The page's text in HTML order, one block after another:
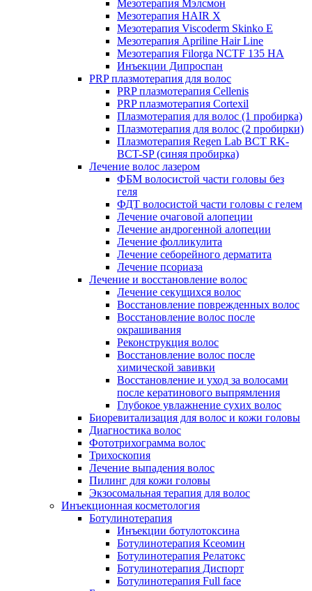
Мезотерапия Мэлсмон
Мезотерапия HAIR X
Мезотерапия Viscoderm Skinko E
Мезотерапия Apriline Hair Line
Мезотерапия Filorga NCTF 135 HA
Инъекции Дипроспан
PRP плазмотерапия для волос
PRP плазмотерапия Cellenis
PRP плазмотерапия Cortexil
Плазмотерапия для волос (1 пробирка)
Плазмотерапия для волос (2 пробирки)
Плазмотерапия Regen Lab BCT RK-
BCT-SP (синяя пробирка)
Лечение волос лазером
ФБМ волосистой части головы без
геля
ФДТ волосистой части головы с гелем
Лечение очаговой алопеции
Лечение андрогенной алопеции
Лечение фолликулита
Лечение себорейного дерматита
Лечение псориаза
Лечение и восстановление волос
Лечение секущихся волос
Восстановление поврежденных волос
Восстановление волос после
окрашивания
Реконструкция волос
Восстановление волос после
химической завивки
Восстановление и уход за волосами
после кератинового выпрямления
Глубокое увлажнение сухих волос
Биоревитализация для волос и кожи головы
Диагностика волос
Фототрихограмма волос
Трихоскопия
Лечение выпадения волос
Пилинг для кожи головы
Экзосомальная терапия для волос
Инъекционная косметология
Ботулинотерапия
Инъекции ботулотоксина
Ботулинотерапия Ксеомин
Ботулинотерапия Релатокс
Ботулинотерапия Диспорт
Ботулинотерапия Full face